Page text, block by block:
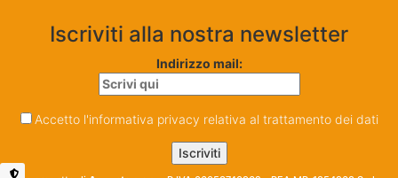
Iscriviti alla nostra newsletter
Indirizzo mail:
Accetto l'informativa privacy relativa al trattamento dei dati